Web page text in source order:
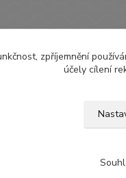
zpříjemnění
účely cílení